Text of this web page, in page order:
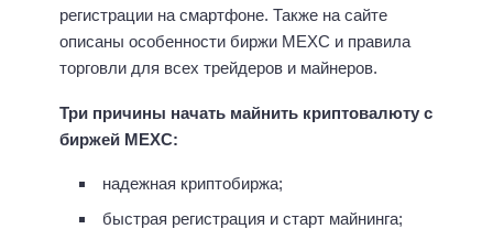
регистрации на смартфоне. Также на сайте
описаны особенности биржи MEXC и правила
торговли для всех трейдеров и майнеров.
Три причины начать майнить криптовалюту с
биржей MEXC:
надежная криптобиржа;
быстрая регистрация и старт майнинга;